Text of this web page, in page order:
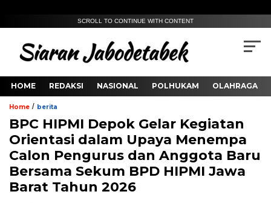
SCROLL TO CONTINUE WITH CONTENT
HOME REDAKSI NASIONAL POLHUKAM OLAHRAGA
Home / berita
BPC HIPMI Depok Gelar Kegiatan
Orientasi dalam Upaya Menempa
Calon Pengurus dan Anggota Baru
Bersama Sekum BPD HIPMI Jawa
Barat Tahun 2026